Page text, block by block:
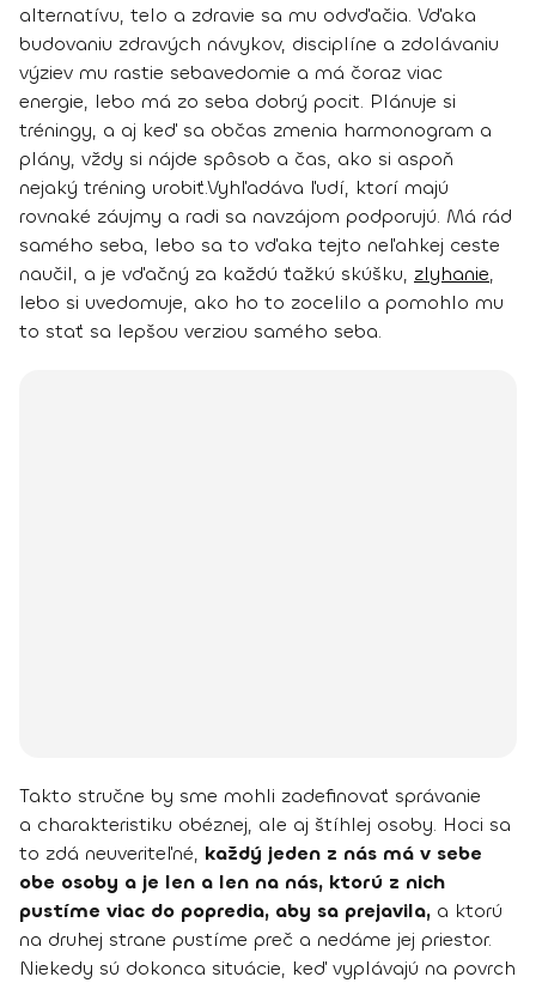
alternatívu, telo a zdravie sa mu odvďačia. Vďaka
budovaniu zdravých návykov, disciplíne a zdolávaniu
výziev mu rastie sebavedomie a má čoraz viac
energie, lebo má zo seba dobrý pocit. Plánuje si
tréningy, a aj keď sa občas zmenia harmonogram a
plány, vždy si nájde spôsob a čas, ako si aspoň
nejaký tréning urobiť.Vyhľadáva ľudí, ktorí majú
rovnaké záujmy a radi sa navzájom podporujú. Má rád
samého seba, lebo sa to vďaka tejto neľahkej ceste
naučil, a je vďačný za každú ťažkú skúšku, zlyhanie,
lebo si uvedomuje, ako ho to zocelilo a pomohlo mu
to stať sa lepšou verziou samého seba.
Takto stručne by sme mohli zadefinovať správanie
a charakteristiku obéznej, ale aj štíhlej osoby. Hoci sa
to zdá neuveriteľné, každý jeden z nás má v sebe
obe osoby a je len a len na nás, ktorú z nich
pustíme viac do popredia, aby sa prejavila, a ktorú
na druhej strane pustíme preč a nedáme jej priestor.
Niekedy sú dokonca situácie, keď vyplávajú na povrch